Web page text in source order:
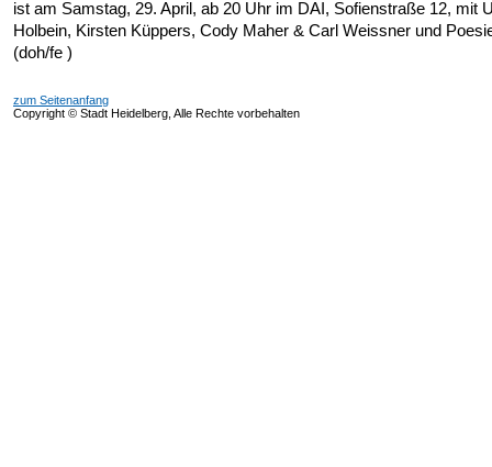
ist am Samstag, 29. April, ab 20 Uhr im DAI, Sofienstraße 12, mit
Holbein, Kirsten Küppers, Cody Maher & Carl Weissner und
(doh/fe )
zum Seitenanfang
Copyright © Stadt Heidelberg, Alle Rechte vorbehalten